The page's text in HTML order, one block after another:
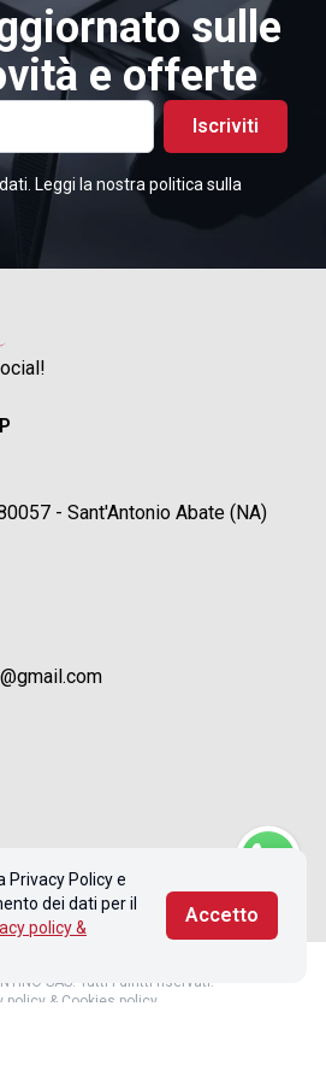
sulle
e offerte
Iscriviti
Leggi la nostra politica sulla
- Sant'Antonio Abate (NA)
Privacy Policy e
dei dati per il
policy &
Accetto
SAS. Tutti i diritti riservati.
policy & Cookies policy